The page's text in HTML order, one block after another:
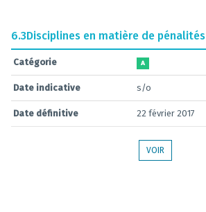
6.3Disciplines en matière de pénalités
Catégorie A
Date indicative s/o
Date définitive 22 février 2017
VOIR